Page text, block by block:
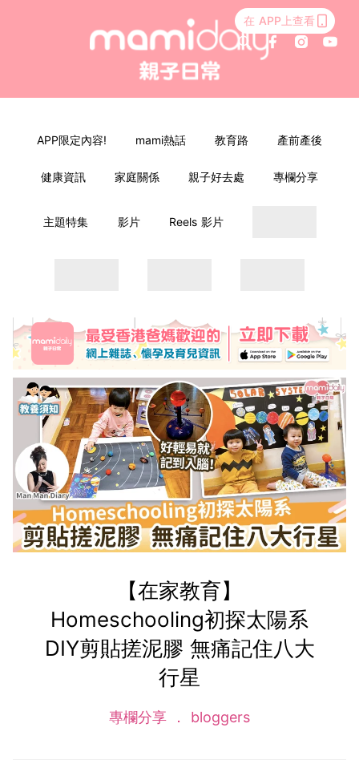
在 APP上查看
APP限定內容! mami熱話 教育路 產前產後
健康資訊 家庭關係 親子好去處 專欄分享
主題特集 影片 Reels 影片
【在家教育】
Homeschooling初探太陽系
DIY剪貼搓泥膠 無痛記住八大
行星
專欄分享 bloggers